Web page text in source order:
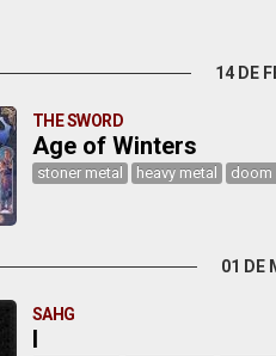
14 DE
THE SWORD
Age of Winters
stoner metal heavy metal doom
01 DE
SAHG
I